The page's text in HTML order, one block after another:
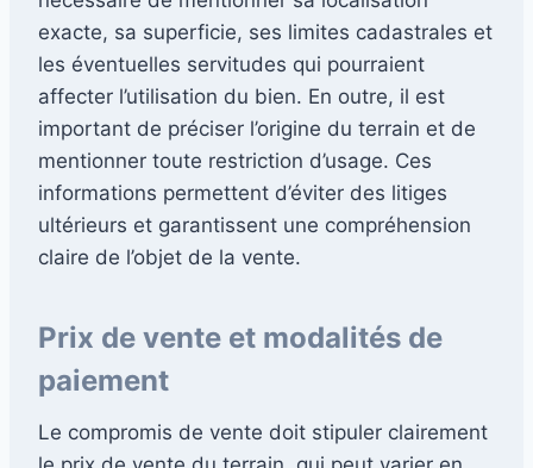
exacte, sa superficie, ses limites cadastrales et
les éventuelles servitudes qui pourraient
affecter l’utilisation du bien. En outre, il est
important de préciser l’origine du terrain et de
mentionner toute restriction d’usage. Ces
informations permettent d’éviter des litiges
ultérieurs et garantissent une compréhension
claire de l’objet de la vente.
Prix de vente et modalités de
paiement
Le compromis de vente doit stipuler clairement